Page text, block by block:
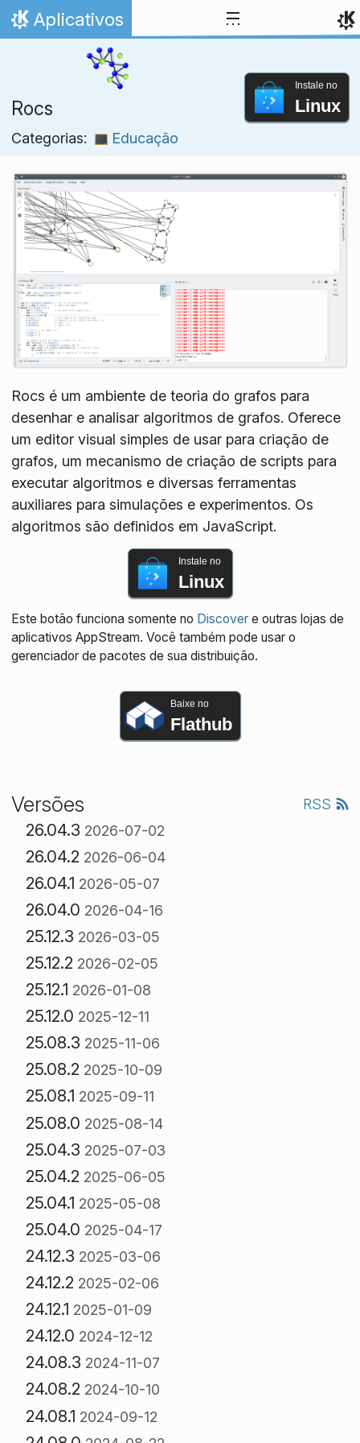
Ir para o conteúdo
Início
Aplicativos
Rocs
Categorias: Educação
Instale no
Linux
Rocs é um ambiente de teoria do grafos para
desenhar e analisar algoritmos de grafos. Oferece
um editor visual simples de usar para criação de
grafos, um mecanismo de criação de scripts para
executar algoritmos e diversas ferramentas
auxiliares para simulações e experimentos. Os
algoritmos são definidos em JavaScript.
Instale no
Linux
Este botão funciona somente no Discovere outras lojas de
aplicativos AppStream. Você também pode usar o
gerenciador de pacotes de sua distribuição.
Baixe no
Flathub
Versões RSS
26.04.3 2026-07-02
26.04.2 2026-06-04
26.04.1 2026-05-07
26.04.0 2026-04-16
25.12.3 2026-03-05
25.12.2 2026-02-05
25.12.1 2026-01-08
25.12.0 2025-12-11
25.08.3 2025-11-06
25.08.2 2025-10-09
25.08.1 2025-09-11
25.08.0 2025-08-14
25.04.3 2025-07-03
25.04.2 2025-06-05
25.04.1 2025-05-08
25.04.0 2025-04-17
24.12.3 2025-03-06
24.12.2 2025-02-06
24.12.1 2025-01-09
24.12.0 2024-12-12
24.08.3 2024-11-07
24.08.2 2024-10-10
24.08.1 2024-09-12